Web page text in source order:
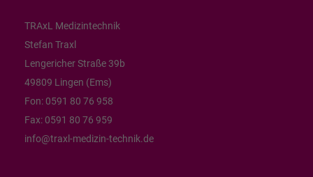
TRAxL Medizintechnik
Stefan Traxl
Lengericher Straße 39b
49809 Lingen (Ems)
Fon: 0591 80 76 958
Fax: 0591 80 76 959
info@traxl-medizin-technik.de